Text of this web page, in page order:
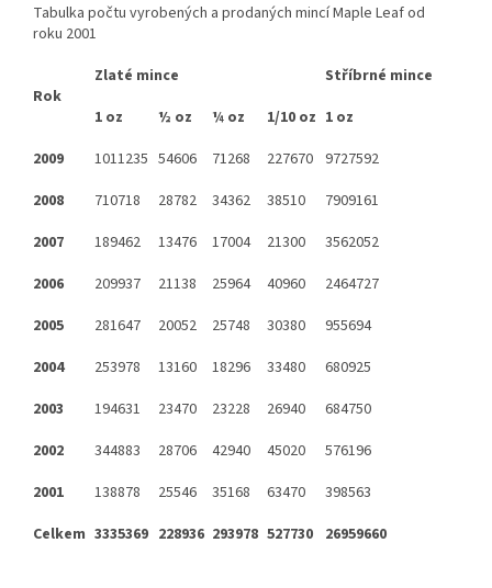
Tabulka počtu vyrobených a prodaných mincí Maple Leaf od
roku 2001
Rok
Zlaté mince
Stříbrné mince
1 oz
½ oz ¼ oz 1/10 oz 1 oz
2009
1011235 54606 71268 227670 9727592
2008
710718 28782 34362 38510
7909161
2007
189462 13476 17004 21300
3562052
2006
209937 21138 25964 40960
2464727
2005
281647 20052 25748 30380
955694
2004
253978 13160 18296 33480
680925
2003
194631 23470 23228 26940
684750
2002
344883 28706 42940 45020
576196
2001
138878 25546 35168 63470
398563
Celkem 3335369 228936 293978 527730 26959660